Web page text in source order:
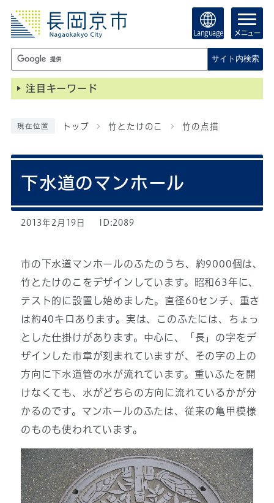
Language メニュー
サイト内検索
注目キーワード
現在位置 トップ 竹とたけのこ 竹の点描
下水道のマンホール
2013年2月19日 ID:2089
市の下水道マンホールのふたのうち、約9000個は、
竹とたけのこをデザインしています。昭和63年に、
テスト的に設置し始めました。直径60センチ、重さ
は約40キロあります。実は、このふたには、ちょっ
とした仕掛けがあります。中心に、「長」の字をデ
ザインした市章が刻まれていますが、その字の上の
方向に下水道管の水が流れています。重いふたを開
けなくても、水がどちらの方向に流れているかが分
かるのです。マンホールのふたは、従来の亀甲模様
のものも使われています。